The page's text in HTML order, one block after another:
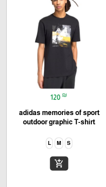
120 ₪
adidas memories of sport
outdoor graphic T-shirt
S
M
L
add_shopping_cart